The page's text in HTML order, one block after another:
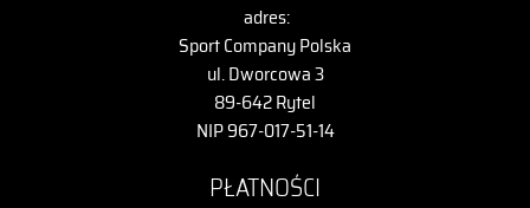
adres:
Sport Company Polska
ul. Dworcowa 3
89-642 Rytel
NIP 967-017-51-14
PŁATNOŚCI